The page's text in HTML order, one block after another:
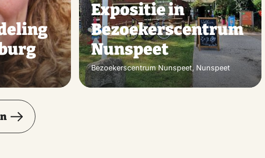
Expositie in
Bezoekerscentrum
Nunspeet
Bezoekerscentrum Nunspeet, Nunspeet